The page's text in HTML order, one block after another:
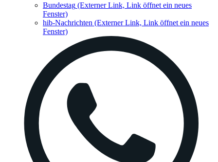
Bundestag (Externer Link, Link öffnet ein neues
Fenster)
hib-Nachrichten (Externer Link, Link öffnet ein neues
Fenster)